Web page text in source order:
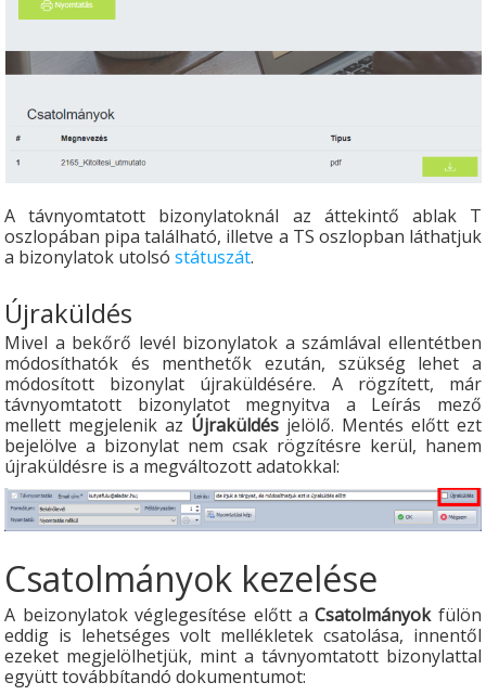
A távnyomtatott bizonylatoknál az áttekintő ablak T
oszlopában pipa található, illetve a TS oszlopban láthatjuk
a bizonylatok utolsóstátuszát.
Újraküldés
Mivel a bekőrő levél bizonylatok a számlával ellentétben
módosíthatók és menthetők ezután, szükség lehet a
módosított bizonylat újraküldésére. A rögzített, már
távnyomtatott bizonylatot megnyitva a Leírás mező
mellett megjelenik az Újraküldés jelölő. Mentés előtt ezt
bejelölve a bizonylat nem csak rögzítésre kerül, hanem
újraküldésre is a megváltozott adatokkal:
Csatolmányok kezelése
A beizonylatok véglegesítése előtt aCsatolmányokfülön
eddig is lehetséges volt mellékletek csatolása, innentől
ezeket megjelölhetjük, mint a távnyomtatott bizonylattal
együtt továbbítandó dokumentumot: